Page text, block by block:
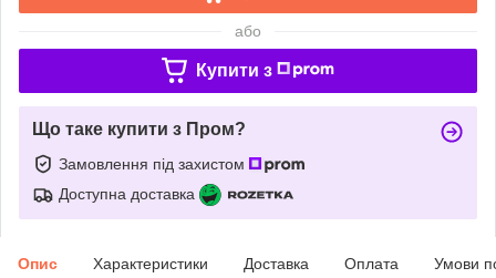
або
Купити з
Що таке купити з Пром?
Замовлення під захистом
Доступна доставка
Опис Характеристики Доставка Оплата Умови